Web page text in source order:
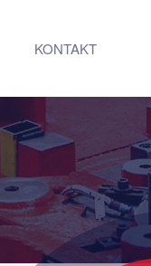
KONTAKT